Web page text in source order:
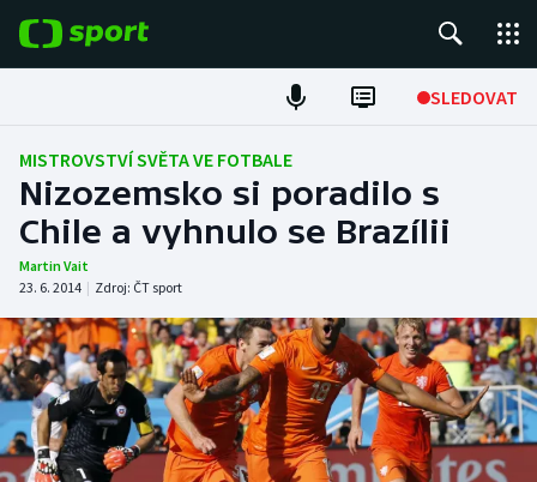
SLEDOVAT
Fotbal
Hokej
Tenis
Atletika
Cyklistika
DALŠÍ SPORTY
MISTROVSTVÍ SVĚTA VE FOTBALE
Nizozemsko si poradilo s
Chile a vyhnulo se Brazílii
Martin Vait
23. 6. 2014 | Zdroj: ČT sport